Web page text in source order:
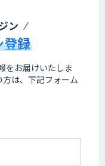
ン
登録
をお届けいたしま
は、下記フォーム